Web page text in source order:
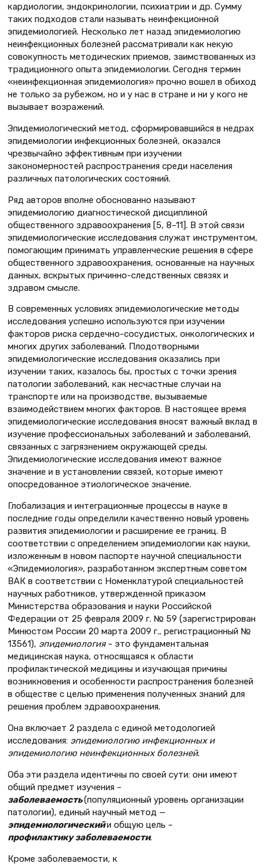
кардиологии, эндокринологии, психиатрии и др. Сумму
таких подходов стали называть неинфекционной
эпидемиологией. Несколько лет назад эпидемиологию
неинфекционных болезней рассматривали как некую
совокупность методических приемов, заимствованных из
традиционного опыта эпидемиологии. Сегодня термин
«неинфекционная эпидемиология» прочно вошел в обиход
не только за рубежом, но и у нас в стране и ни у кого не
вызывает возражений.
Эпидемиологический метод, сформировавшийся в недрах
эпидемиологии инфекционных болезней, оказался
чрезвычайно эффективным при изучении
закономерностей распространения среди населения
различных патологических состояний.
Ряд авторов вполне обоснованно называют
эпидемиологию диагностической дисциплиной
общественного здравоохранения [5, 8–11]. В этой связи
эпидемиологические исследования служат инструментом,
помогающим принимать управленческие решения в сфере
общественного здравоохранения, основанные на научных
данных, вскрытых причинно-следственных связях и
здравом смысле.
В современных условиях эпидемиологические методы
исследования успешно используются при изучении
факторов риска сердечно-сосудистых, онкологических и
многих других заболеваний. Плодотворными
эпидемиологические исследования оказались при
изучении таких, казалось бы, простых с точки зрения
патологии заболеваний, как несчастные случаи на
транспорте или на производстве, вызываемые
взаимодействием многих факторов. В настоящее время
эпидемиологические исследования вносят важный вклад в
изучение профессиональных заболеваний и заболеваний,
связанных с загрязнением окружающей среды.
Эпидемиологические исследования имеют важное
значение и в установлении связей, которые имеют
опосредованное этиологическое значение.
Глобализация и интеграционные процессы в науке в
последние годы определили качественно новый уровень
развития эпидемиологии и расширение ее границ. В
соответствии с определением эпидемиологии как науки,
изложенным в новом паспорте научной специальности
«Эпидемиология», разработанном экспертным советом
ВАК в соответствии с Номенклатурой специальностей
научных работников, утвержденной приказом
Министерства образования и науки Российской
Федерации от 25 февраля 2009 г. № 59 (зарегистрирован
Минюстом России 20 марта 2009 г., регистрационный №
13561), эпидемиология – это фундаментальная
медицинская наука, относящаяся к области
профилактической медицины и изучающая причины
возникновения и особенности распространения болезней
в обществе с целью применения полученных знаний для
решения проблем здравоохранения.
Она включает 2 раздела с единой методологией
исследования: эпидемиологию инфекционных и
эпидемиологию неинфекционных болезней.
Оба эти раздела идентичны по своей сути: они имеют
общий предмет изучения –
заболеваемость(популяционный уровень организации
патологии), единый научный метод —
эпидемиологическийи общую цель –
профилактику заболеваемости.
Кроме заболеваемости, к